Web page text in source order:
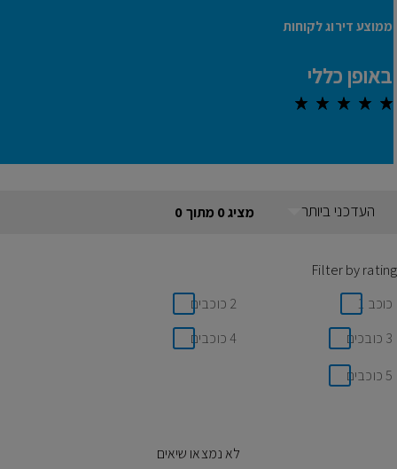
ממוצע דירוג לקוחות
באופן כללי
0.0 out of 5 stars
מציג 0 מתוך 0 העדכני ביותר
Filter by rating
כוכב 1
2 כוכבים
3 כובכים
4 כוכבים
5 כוכבים
לא נמצאו שיאים